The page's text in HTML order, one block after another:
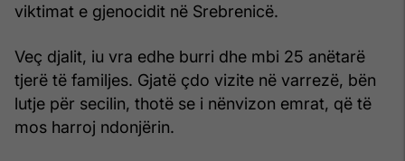
viktimat e gjenocidit në Srebrenicë.
Veç djalit, iu vra edhe burri dhe mbi 25 anëtarë
tjerë të familjes. Gjatë çdo vizite në varrezë, bën
lutje për secilin, thotë se i nënvizon emrat, që të
mos harroj ndonjërin.